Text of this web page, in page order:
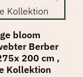
bloom
Berber
200 cm ,
Kollektion